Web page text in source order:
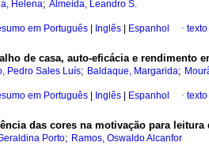
Helena; Almeida, Leandro S.
em Português Inglês Espanhol ·
de casa, auto-eficácia e rendimento
Pedro Sales Luís; Baldaque, Margarida;
em Português Inglês Espanhol ·
das cores na motivação para
Porto; Ramos, Oswaldo Alcanfor